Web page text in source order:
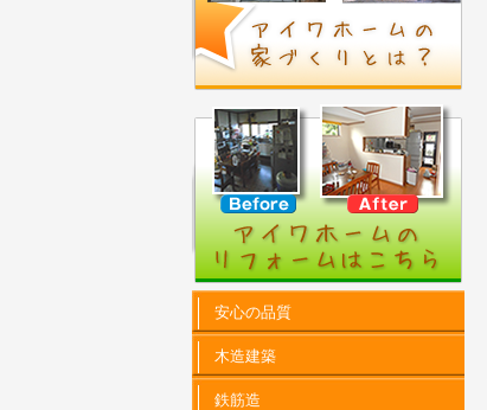
安心の品質
木造建築
鉄筋造